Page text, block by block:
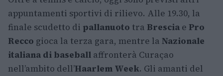
appuntamenti sportivi di rilievo. Alle 19.30, la
finale scudetto di pallanuoto tra Brescia e Pro
Recco gioca la terza gara, mentre la Nazionale
italiana di baseball affronterà Curaçao
nell’ambito dell’Haarlem Week. Gli amanti del